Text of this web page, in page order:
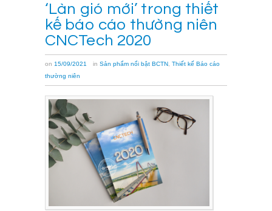
‘Làn gió mới’ trong thiết
kế báo cáo thường niên
CNCTech 2020
on 15/09/2021 in Sản phẩm nổi bật BCTN Thiết kế Báo cáo
thường niên